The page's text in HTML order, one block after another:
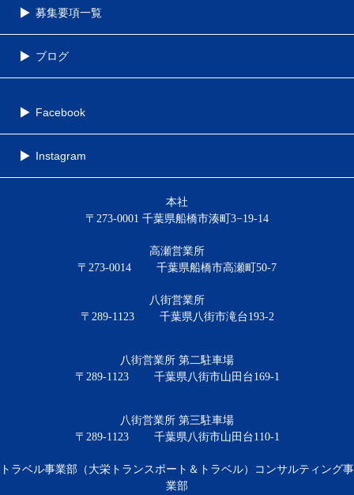
募集要項一覧
ブログ
Facebook
Instagram
本社
〒273-0001 千葉県船橋市湊町3−19-14
高瀬営業所
〒273-0014
千葉県船橋市高瀬町50-7
八街営業所
〒289-1123
千葉県八街市滝台193-2
八街営業所 第二駐車場
〒289-1123
千葉県八街市山田台169-1
八街営業所 第三駐車場
〒289-1123
千葉県八街市山田台110-1
トラベル事業部（大栄トランスポート＆トラベル）コンサルティング事
業部